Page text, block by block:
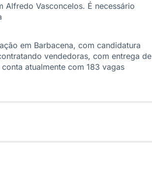
Alfredo Vasconcelos. É necessário
em Barbacena, com candidatura
vendedoras, com entrega de
atualmente com 183 vagas